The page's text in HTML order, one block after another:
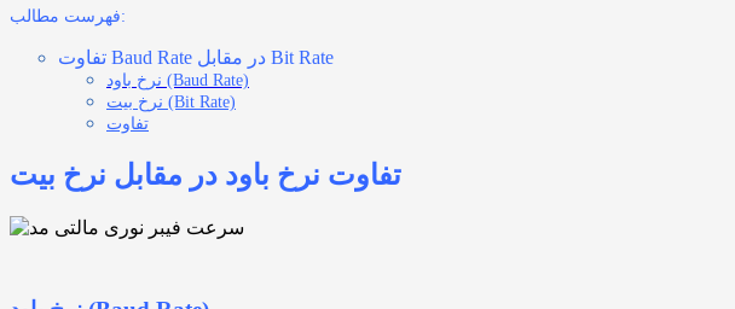
فهرست مطالب:
تفاوت Baud Rate در مقابل Bit Rate
نرخ باود (Baud Rate)
نرخ بیت ‌(Bit Rate)
تفاوت
تفاوت نرخ باود در مقابل نرخ بیت